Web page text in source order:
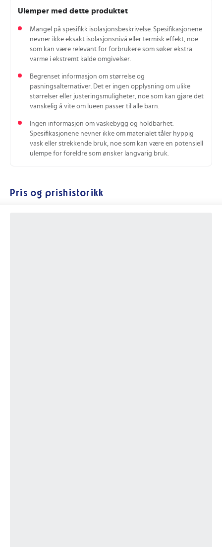
Ulemper med dette produktet
Mangel på spesifikk isolasjonsbeskrivelse. Spesifikasjonene
nevner ikke eksakt isolasjonsnivå eller termisk effekt, noe
som kan være relevant for forbrukere som søker ekstra
varme i ekstremt kalde omgivelser.
Begrenset informasjon om størrelse og
pasningsalternativer. Det er ingen opplysning om ulike
størrelser eller justeringsmuligheter, noe som kan gjøre det
vanskelig å vite om lueen passer til alle barn.
Ingen informasjon om vaskebygg og holdbarhet.
Spesifikasjonene nevner ikke om materialet tåler hyppig
vask eller strekkende bruk, noe som kan være en potensiell
ulempe for foreldre som ønsker langvarig bruk.
Pris og prishistorikk